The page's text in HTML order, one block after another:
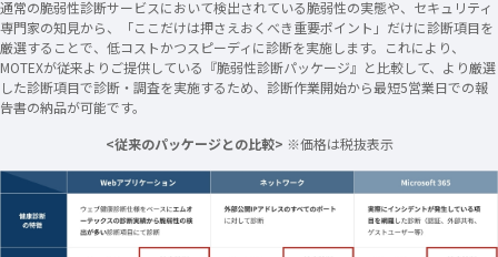
通常の脆弱性診断サービスにおいて検出されている脆弱性の実態や、セキュリティ
専門家の知見から、「ここだけは押さえおくべき重要ポイント」だけに診断項目を
厳選することで、低コストかつスピーディに診断を実施します。これにより、
MOTEXが従来よりご提供している『脆弱性診断パッケージ』と比較して、より厳選
した診断項目で診断・調査を実施するため、診断作業開始から最短5営業日での報
告書の納品が可能です。
<従来のパッケージとの比較> ※価格は税抜表示​